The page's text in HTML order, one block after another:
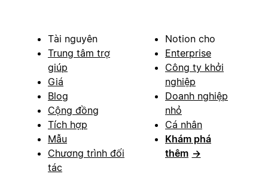
Tài nguyên
Trung tâm trợ
giúp
Giá
Blog
Cộng đồng
Tích hợp
Mẫu
Chương trình đối
tác
Notion cho
Enterprise
Công ty khởi
nghiệp
Doanh nghiệp
nhỏ
Cá nhân
Khám phá
thêm →